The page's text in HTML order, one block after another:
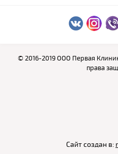
© 2016-2019 ООО Первая
права
Сайт создан в: